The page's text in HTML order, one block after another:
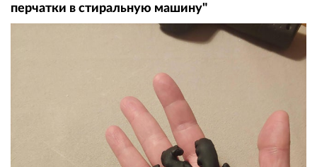
перчатки в стиральную машину"